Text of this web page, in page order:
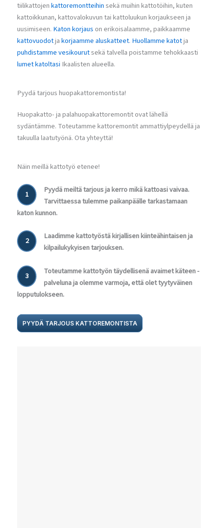
tiilikattojenkattoremontteihinsekä muihin kattotöihin, kuten
kattoikkunan, kattovalokuvun tai kattoluukun korjaukseen ja
uusimiseen. Katon korjaus on erikoisalaamme, paikkaamme
kattovuodotjakorjaamme aluskatteet. Huollamme katotja
puhdistamme vesikourutsekä talvella poistamme tehokkaasti
lumet katoltasi Ikaalisten alueella.
Pyydä tarjous huopakattoremontista!
Huopakatto- ja palahuopakattoremontit ovat lähellä
sydäntämme. Toteutamme kattoremontit ammattiylpeydellä ja
takuulla laatutyönä. Ota yhteyttä!
Näin meillä kattotyö etenee!
1
Pyydä meiltä tarjous ja kerro mikä kattoasi vaivaa.
Tarvittaessa tulemme paikanpäälle tarkastamaan
katon kunnon.
2
Laadimme kattotyöstä kirjallisen kiinteähintaisen ja
kilpailukykyisen tarjouksen.
3
Toteutamme kattotyön täydellisenä avaimet käteen -
palveluna ja olemme varmoja, että olet tyytyväinen
lopputulokseen.
PYYDÄ TARJOUS KATTOREMONTISTA